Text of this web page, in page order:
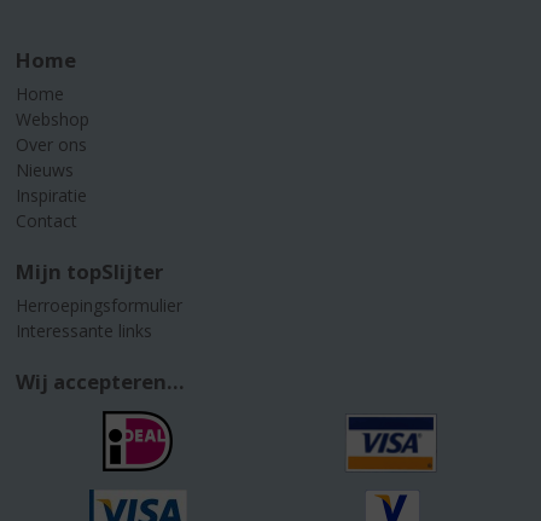
Home
Home
Webshop
Over ons
Nieuws
Inspiratie
Contact
Mijn topSlijter
Herroepingsformulier
Interessante links
Wij accepteren...